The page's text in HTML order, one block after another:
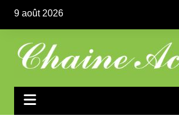
contenu
9 août 2026